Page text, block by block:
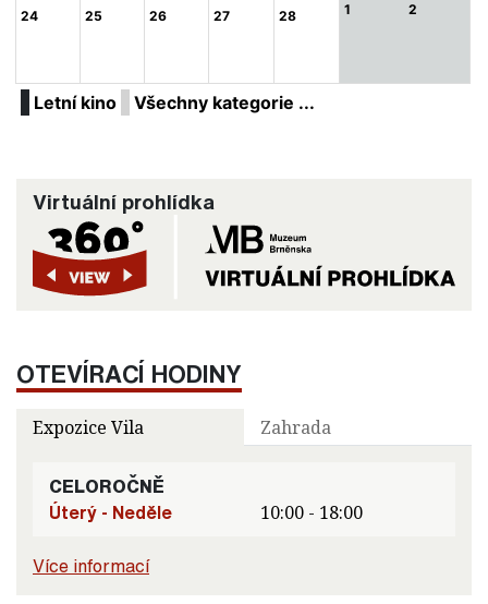
24 25 26 27 28 1 2
Letní kino Všechny kategorie ...
Virtuální prohlídka
OTEVÍRACÍ HODINY
Expozice Vila Zahrada
CELOROČNĚ
Úterý - Neděle
10:00 - 18:00
Více informací